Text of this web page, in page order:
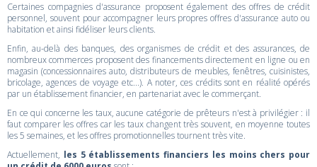
Certaines compagnies d'assurance proposent également des offres de crédit
personnel, souvent pour accompagner leurs propres offres d'assurance auto ou
habitation et ainsi fidéliser leurs clients.
Enfin, au-delà des banques, des organismes de crédit et des assurances, de
nombreux commerces proposent des financements directement en ligne ou en
magasin (concessionnaires auto, distributeurs de meubles, fenêtres, cuisinistes,
bricolage, agences de voyage etc...). A noter, ces crédits sont en réalité opérés
par un établissement financier, en partenariat avec le commerçant.
En ce qui concerne les taux, aucune catégorie de prêteurs n'est à privilégier : il
faut comparer les offres car les taux changent très souvent, en moyenne toutes
les 5 semaines, et les offres promotionnelles tournent très vite.
Actuellement, les 5 établissements financiers les moins chers pour